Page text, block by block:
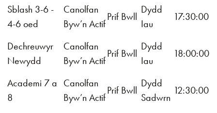
Sblash 3-6 -
4-6 oed
Canolfan
Byw’n Actif
Prif Bwll
Dydd
Iau
17:30:00
Dechreuwyr
Newydd
Canolfan
Byw’n Actif
Prif Bwll
Dydd
Iau
18:00:00
Academi 7 a
8
Canolfan
Byw’n Actif
Prif Bwll
Dydd
Sadwrn
12:30:00